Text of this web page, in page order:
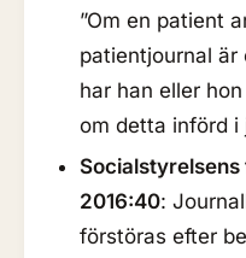
”Om en patient
patientjournal är
har han eller
om detta införd i
2016:40:
förstöras efter